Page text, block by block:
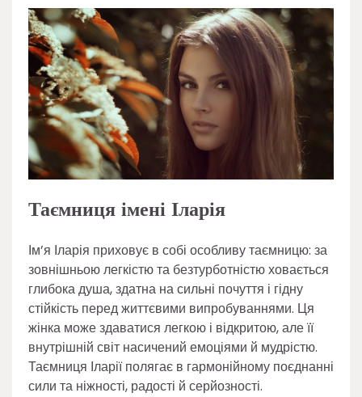
Таємниця імені Іларія
Ім’я Іларія приховує в собі особливу таємницю: за
зовнішньою легкістю та безтурботністю ховається
глибока душа, здатна на сильні почуття і гідну
стійкість перед життєвими випробуваннями. Ця
жінка може здаватися легкою і відкритою, але її
внутрішній світ насичений емоціями й мудрістю.
Таємниця Іларії полягає в гармонійному поєднанні
сили та ніжності, радості й серйозності.